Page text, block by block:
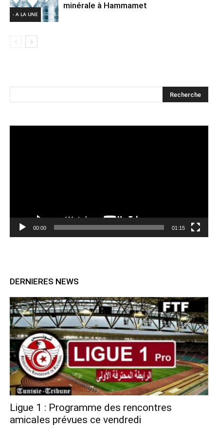
- A LA UNE
minérale à Hammamet
00:00 01:15
DERNIERES NEWS
Ligue 1 : Programme des rencontres
amicales prévues ce vendredi